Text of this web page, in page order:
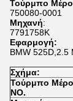
Τούρμπο
750080-0001
Μηχανή:
7791758K
Εφαρμογή:
BMW 525D,2.5
Σχήμα:
Τούρμπο
ΝΟ.